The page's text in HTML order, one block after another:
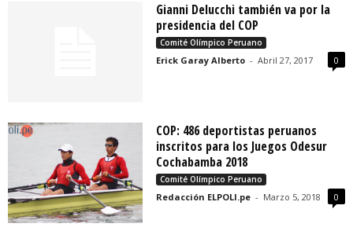
Gianni Delucchi también va por la
presidencia del COP
Comité Olímpico Peruano
Erick Garay Alberto - Abril 27, 2017 0
COP: 486 deportistas peruanos
inscritos para los Juegos Odesur
Cochabamba 2018
Comité Olímpico Peruano
Redacción ELPOLI.pe - Marzo 5, 2018 0